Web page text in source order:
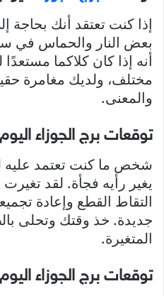
إذا كنت تعتقد أنك
بعض النار والحماس في
أنه إذا كان كلاكما
مختلف، ولديك مغامرة
والمعنى.
توقعات برج الجوزاء
شخص ما كنت تعتمد
يغير رأيه فجأة. لقد تغيرت
التقاط القطع وإعادة
جديدة. خذ وقتك وتحلى
المتغيرة.
توقعات برج الجوزاء